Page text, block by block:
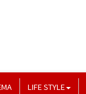
LIFE STYLE